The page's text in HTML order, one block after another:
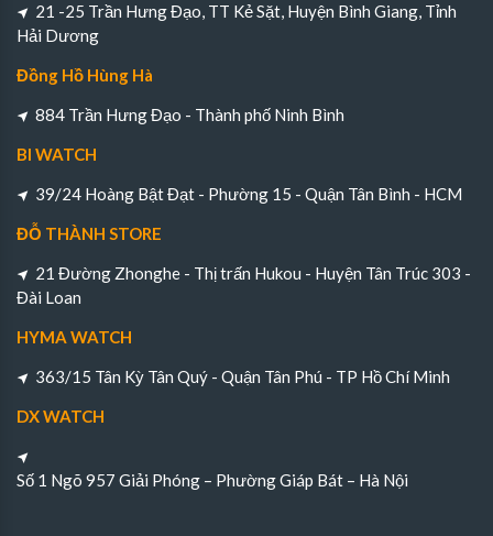
21 -25 Trần Hưng Đạo, TT Kẻ Sặt, Huyện Bình Giang, Tỉnh
Hải Dương
Đồng Hồ Hùng Hà
884 Trần Hưng Đạo - Thành phố Ninh Bình
BI WATCH
39/24 Hoàng Bật Đạt - Phường 15 - Quận Tân Bình - HCM
ĐỖ THÀNH STORE
21 Đường Zhonghe - Thị trấn Hukou - Huyện Tân Trúc 303 -
Đài Loan
HYMA WATCH
363/15 Tân Kỳ Tân Quý - Quận Tân Phú - TP Hồ Chí Minh
DX WATCH
Số 1 Ngõ 957 Giải Phóng – Phường Giáp Bát – Hà Nội